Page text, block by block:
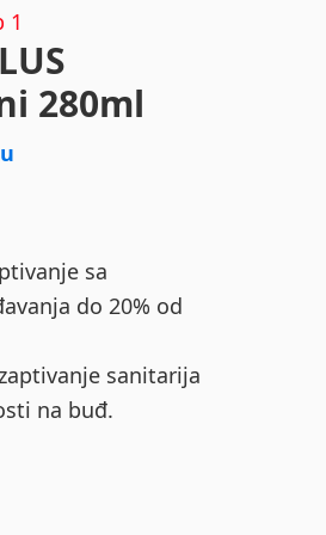
280ml
sa
do 20% od
sanitarija
na buđ.